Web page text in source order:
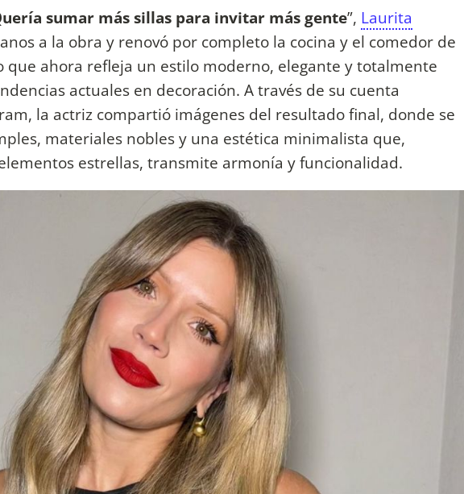
sumar más sillas para invitar más gente”, Laurita
a la obra y renovó por completo la cocina y el comedor de
que ahora refleja un estilo moderno, elegante y totalmente
actuales en decoración. A través de su cuenta
la actriz compartió imágenes del resultado final, donde se
materiales nobles y una estética minimalista que,
estrellas, transmite armonía y funcionalidad.